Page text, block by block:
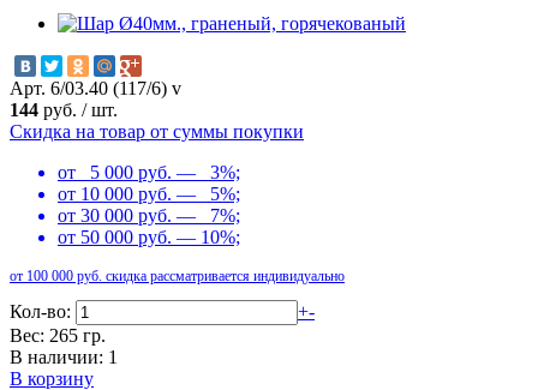
Арт. 6/03.40 (117/6) v
144 руб. /шт.
Скидка на товар от суммы покупки
от 5 000 руб. — 3%;
от 10 000 руб. — 5%;
от 30 000 руб. — 7%;
от 50 000 руб. — 10%;
от 100 000 руб. скидка рассматривается индивидуально
Кол-во: +-
Вес: 265 гр.
В наличии: 1
В корзину